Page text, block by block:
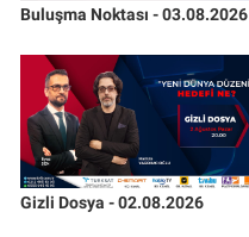
Buluşma Noktası - 03.08.2026
Gizli Dosya - 02.08.2026